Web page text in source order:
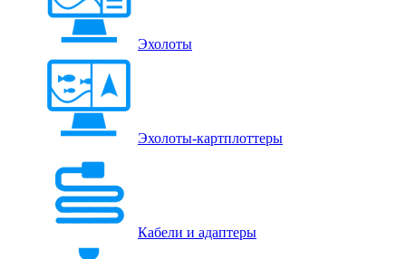
Эхолоты
Эхолоты-картплоттеры
Кабели и адаптеры